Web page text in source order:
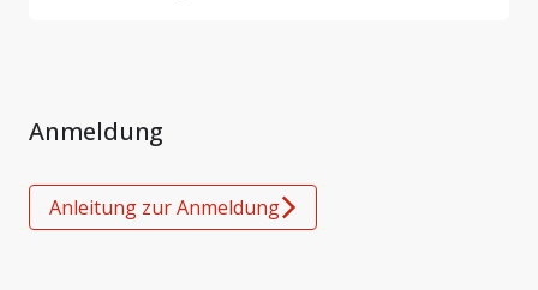
Anmeldung
Anleitung zur Anmeldung